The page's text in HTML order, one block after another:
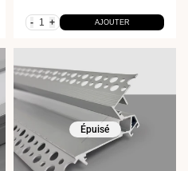
- + AJOUTER
Épuisé